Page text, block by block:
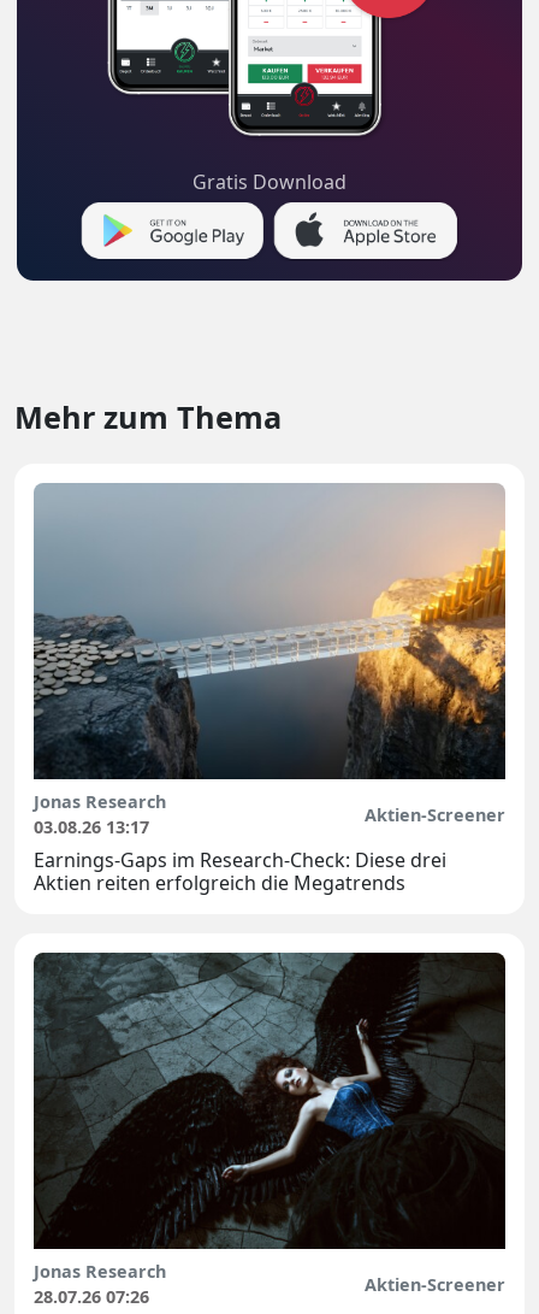
Gratis Download
Mehr zum Thema
Jonas Research
03.08.26 13:17
Aktien-Screener
Earnings-Gaps im Research-Check: Diese drei
Aktien reiten erfolgreich die Megatrends
Jonas Research
28.07.26 07:26
Aktien-Screener